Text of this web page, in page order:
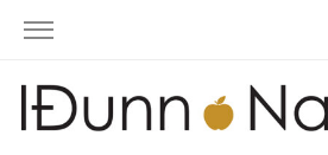
Idunn-Naturals